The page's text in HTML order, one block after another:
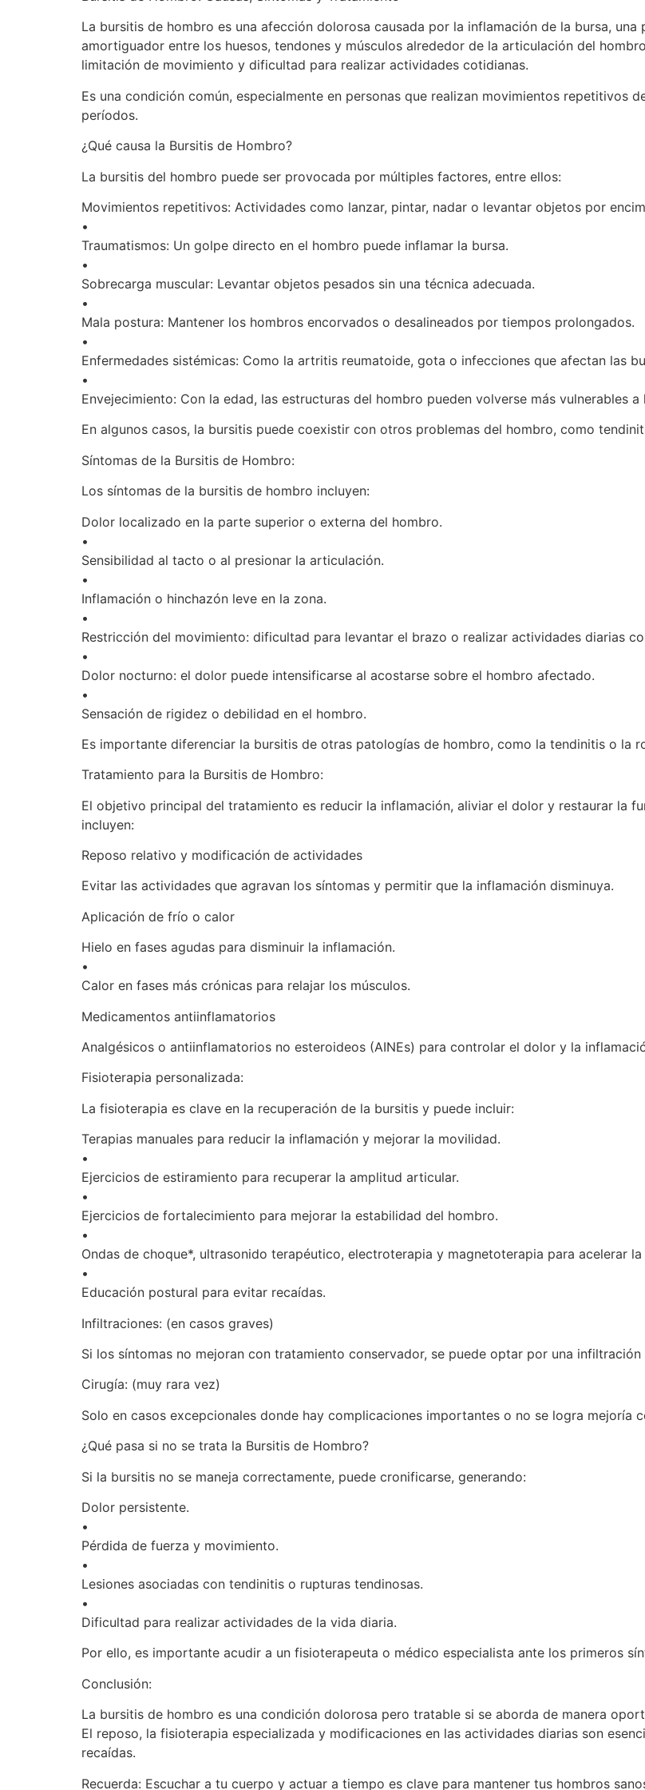
La bursitis de hombro es una afección dolorosa causada por la inflamación de la bursa,
amortiguador entre los huesos, tendones y músculos alrededor de la articulación del
limitación de movimiento y dificultad para realizar actividades cotidianas.
Es una condición común, especialmente en personas que realizan movimientos repetitivos
períodos.
¿Qué causa la Bursitis de Hombro?
La bursitis del hombro puede ser provocada por múltiples factores, entre ellos:
Movimientos repetitivos: Actividades como lanzar, pintar, nadar o levantar objetos por
•
Traumatismos: Un golpe directo en el hombro puede inflamar la bursa.
•
Sobrecarga muscular: Levantar objetos pesados sin una técnica adecuada.
•
Mala postura: Mantener los hombros encorvados o desalineados por tiempos prolongados.
•
Enfermedades sistémicas: Como la artritis reumatoide, gota o infecciones que afectan las
•
Envejecimiento: Con la edad, las estructuras del hombro pueden volverse más vulnerables a
En algunos casos, la bursitis puede coexistir con otros problemas del hombro, como
Síntomas de la Bursitis de Hombro:
Los síntomas de la bursitis de hombro incluyen:
Dolor localizado en la parte superior o externa del hombro.
•
Sensibilidad al tacto o al presionar la articulación.
•
Inflamación o hinchazón leve en la zona.
•
Restricción del movimiento: dificultad para levantar el brazo o realizar actividades diarias
•
Dolor nocturno: el dolor puede intensificarse al acostarse sobre el hombro afectado.
•
Sensación de rigidez o debilidad en el hombro.
Es importante diferenciar la bursitis de otras patologías de hombro, como la tendinitis o la
Tratamiento para la Bursitis de Hombro:
El objetivo principal del tratamiento es reducir la inflamación, aliviar el dolor y restaurar la
incluyen:
Reposo relativo y modificación de actividades
Evitar las actividades que agravan los síntomas y permitir que la inflamación disminuya.
Aplicación de frío o calor
Hielo en fases agudas para disminuir la inflamación.
•
Calor en fases más crónicas para relajar los músculos.
Medicamentos antiinflamatorios
Analgésicos o antiinflamatorios no esteroideos (AINEs) para controlar el dolor y la
Fisioterapia personalizada:
La fisioterapia es clave en la recuperación de la bursitis y puede incluir:
Terapias manuales para reducir la inflamación y mejorar la movilidad.
•
Ejercicios de estiramiento para recuperar la amplitud articular.
•
Ejercicios de fortalecimiento para mejorar la estabilidad del hombro.
•
Ondas de choque*, ultrasonido terapéutico, electroterapia y magnetoterapia para acelerar
•
Educación postural para evitar recaídas.
Infiltraciones: (en casos graves)
Si los síntomas no mejoran con tratamiento conservador, se puede optar por una
Cirugía: (muy rara vez)
Solo en casos excepcionales donde hay complicaciones importantes o no se logra mejoría
¿Qué pasa si no se trata la Bursitis de Hombro?
Si la bursitis no se maneja correctamente, puede cronificarse, generando:
Dolor persistente.
•
Pérdida de fuerza y movimiento.
•
Lesiones asociadas con tendinitis o rupturas tendinosas.
•
Dificultad para realizar actividades de la vida diaria.
Por ello, es importante acudir a un fisioterapeuta o médico especialista ante los primeros
Conclusión:
La bursitis de hombro es una condición dolorosa pero tratable si se aborda de manera
El reposo, la fisioterapia especializada y modificaciones en las actividades diarias son
recaídas.
Recuerda: Escuchar a tu cuerpo y actuar a tiempo es clave para mantener tus hombros